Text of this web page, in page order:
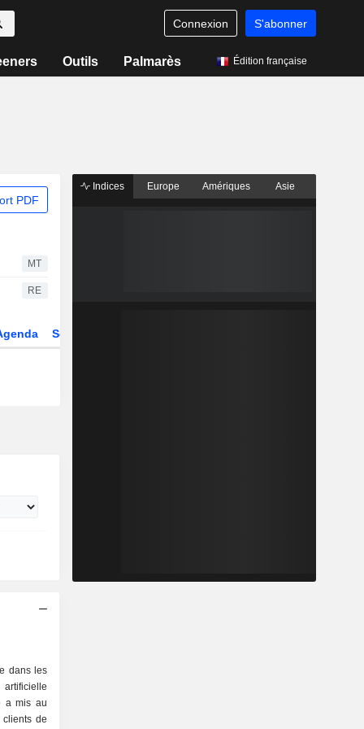
Connexion S'abonner
Outils Palmarès Édition française
PDF
MT
RE
Secteur
dans les
a mis au
de
Indices Europe Amériques Asie